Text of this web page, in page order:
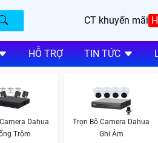
CT khuyến mãi
HỖ TRỢ TIN TỨC
Dahua
Trộm
Trọn Bộ Camera Dahua
Ghi Âm